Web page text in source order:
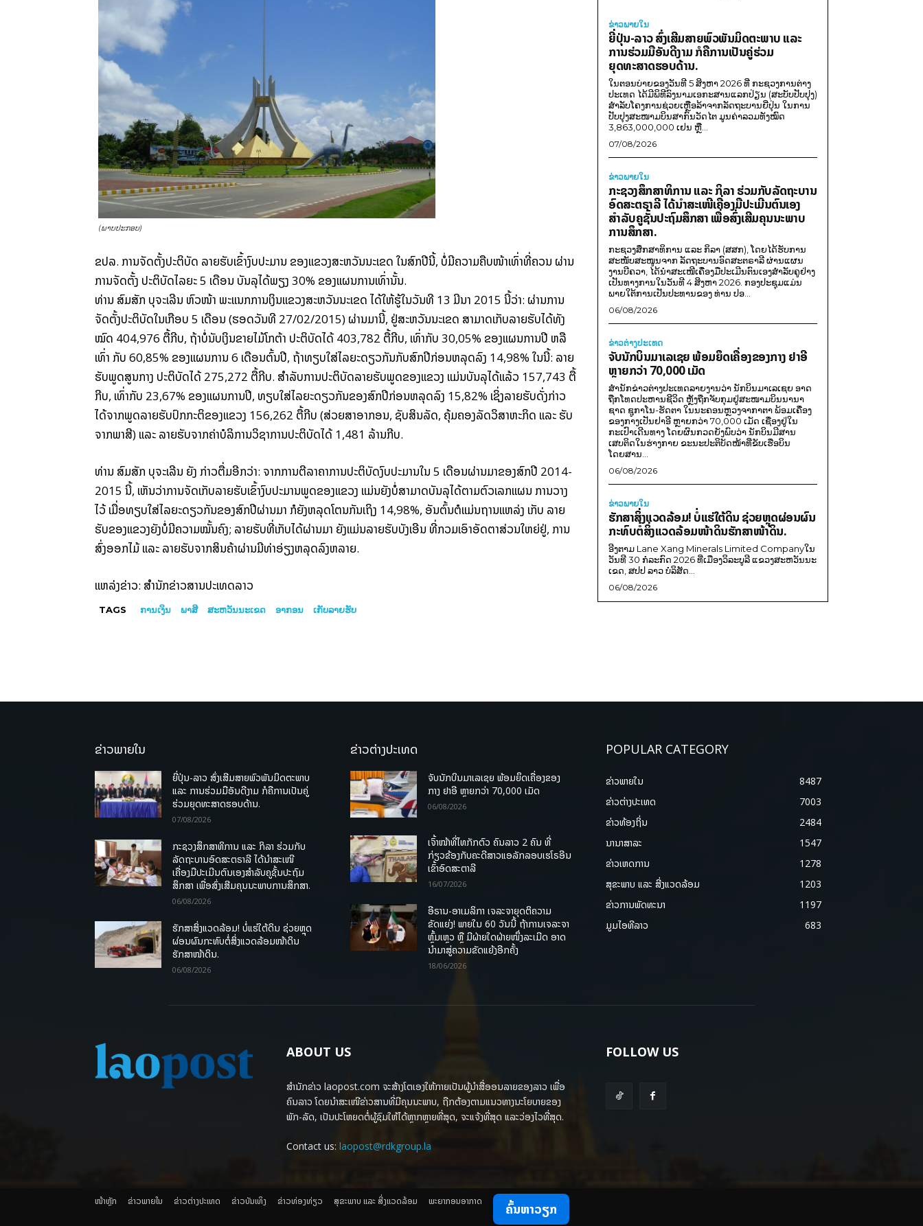
(ພາບ​ປະ​ກອບ)
ຂປລ. ​ການຈັດ​ຕັ້ງ​ປະຕິບັດ​ ລາ​ຍຮັບ​ເຂົ້າ​ງົບປະມານ ​ຂອງ​ແຂວງ​ສະຫວັນ​ນະ​ເຂດ​​​ ໃນ​ສົກ​ປີ​ນີ້, ບໍ່​ມີ​ຄວາມ​ຄືບ​ໜ້າ​ເທົ່າ​ທີ່​ຄວນ ຜ່ານ
ການຈັດຕັ້ງ ປະຕິບັດໄລຍະ 5 ​ເດືອນ​ ບັນລຸ​ໄດ້​ພຽງ 30% ຂອງ​ແຜນການ​ເທົ່າ​ນັ້ນ.
ທ່ານ ສົມ​ສັກ ບຸ​ຈະ​ເລີ​ນ ຫົວໜ້າ ​ພະ​ແນ​ກການ​​ເງິນ​ແຂວງສະຫວັນນະເຂດ ​ໄດ້ໃຫ້ຮູ້​ໃນວັນ​ທີ 13 ມີນາ 2015 ນີ້ວ່າ: ຜ່ານ​ການ
ຈັດ​ຕັ້ງ​ປະຕິບັດ​ໃນ​ເກືອບ 5 ​ເດືອນ (ຮອດ​ວັນ​ທີ 27/02/2015) ຜ່ານ​ມາ​ນີ້, ຢູ່​ສະຫວັນ​ນະ​ເຂດ ສາມາດ​ເກັບ​ລາຍ​ຮັບ​​ໄດ້​ທັງ​
ໝົດ 404,976 ຕື້​ກີບ, ຖ້າ​ບໍ່​ນັບ​ເງິນ​ຂາຍ​ໄມ້​ໂກ​ຕ້າ ປະຕິບັດ​ໄດ້ 403,782 ຕື້​ກີບ, ​ເທົ່າ​ກັບ 30,05% ຂອງ​ແຜນການ​ປີ ຫລື
ເທົ່າ ​ກັບ 60,85% ຂອງ​ແຜນການ 6 ​ເດືອນ​ຕົ້ນ​ປີ, ​ຖ້າ​ທຽບ​ໃສ່​ໄລຍະ​ດຽວ​ກັນ​ກັບ​ສົກ​ປີ​ກ່ອນ​​​ຫລຸດ​ລົງ 14,98% ​ໃນ​ນີ້: ລາຍ​
ຮັບ​ພູດ​ສູນ​ກາງ ປະຕິບັດ​ໄດ້ 275,272 ຕື້​ກີບ. ສຳລັບ​ການ​ປະຕິບັດ​ລາຍ​ຮັບ​ພູດ​ຂອງ​ແຂວງ ​ແມ່ນ​ບັນລຸ​ໄດ້​ແລ້ວ 157,743 ຕື້​
ກີບ, ​ເທົ່າ​ກັບ 23,67% ຂອງ​ແຜນການ​ປີ, ທຽ​ບ​ໃສ່​ໄລຍະ​ດຽວ​ກັນ​ຂອງ​ສົກ​ປີ​ກ່ອນ​ຫລຸດ​ລົງ 15,82% ​ເຊິ່ງ​ລາຍ​ຮັບ​ດັ່ງກ່າວ​
ໄດ້​ຈາກພູດ​ລາຍ​ຮັບ​ປົກກະຕິ​ຂອງ​ແຂວງ 156,262 ຕື້​ກີບ (ສ່ວຍ​ສາ​ອາກອນ, ຊັບ​ສິນ​ລັດ, ຄຸ້ມ​ຄອງ​ລັດ​ວິ​ສາ​ຫະກິດ ແລະ ຮັບ​
ຈາກພາສີ) ​ແລະ ລາຍ​ຮັບ​ຈາກ​ຄ່າ​ບໍລິການ​ວິຊາ​ການ​ປະຕິບັດ​ໄດ້ 1,481 ລ້ານ​ກີບ. ​
ທ່ານ​ ສົມ​ສັກ ບຸ​ຈະ​ເລີ​ນ ຍັງ ​ກ່າວ​ຕື່ມ​ອີກ​ວ່າ: ຈາກ​ການ​ຕີ​ລາຄາ​ການ​ປະຕິບັດ​ງົບປະມານ​ໃນ 5 ​ເດືອນຜ່ານ​ມາ​ຂ​ອງສົກ​ປີ 2014-
2015 ນີ້, ​ເຫັນ​ວ່າການຈັດ​ເກັບ​ລາຍ​ຮັບ​ເຂົ້າງ​ົບປະມານພູດ​ຂອງ​ແຂວງ ​ແມ່ນ​ຍັງ​ບໍ່​ສາມາດ​ບັນລຸ​ໄດ້​ຕາມ​ຕົວ​ເລກ​ແຜນ ການ​ວາງ​
ໄວ້ ​ເມື່ອ​ທຽບ​ໃສ່​ໄລຍະ​ດຽວ​ກັນ​ຂອງ​ສົກ​ປີຜ່ານມາ ກໍຍັງ​ຫລຸດ​ໂຕນ​ກັນ​ເຖິງ 14,98%, ອັນ​ຕົ້ນຕໍ​​ແມ່ນ​ຖານ​​ແຫລ່ງ​ ​ເກັບ ລາຍ​
ຮັບຂອງ​ແຂວງ​ຍັງ​ບໍ່​ມີ​ຄວາມ​ໝັ້ນຄົງ; ລາຍ​ຮັບ​ທີ່​ເກັບ​ໄດ້​ຜ່ານ​ມາ ຍັງ​ແມ່ນ​ລາຍ​ຮັບ​ບັງ​ເອີນ ທີ່​ກວມ​ເອົາ​ອັດຕາ​ສ່ວນ​ໃຫຍ່​ຢູ່, ການ​
ສົ່ງ​ອອກ​ໄມ້ ​ແລະ ລາຍ​ຮັບ​ຈາກ​ສິນຄ້າ​ຜ່ານ​ມີ​ທ່າ​ອ່ຽງຫລຸດ​ລົງ​ຫລາຍ.
ແຫລ່ງ​ຂ່າວ: ສຳ​ນັກ​ຂ່າວ​ສານ​ປະ​ເທດ​ລາວ
TAGS ການ​ເງິນ ພາ​ສີ ສະ​ຫວັນ​ນະ​ເຂດ ອາ​ກອນ ເກັບ​ລາຍ​ຮັບ
ຂ່າວພາຍ​ໃນ
ຍີ່ປຸ່ນ-ລາວ ສົ່ງເສີມສາຍພົວພັນມິດຕະພາບ ແລະ
ການຮ່ວມມືອັນດີງາມ ກໍຄືການເປັນຄູ່ຮ່ວມ
ຍຸດທະສາດຮອບດ້ານ.
ໃນຕອນບ່າຍຂອງວັນທີ 5 ສິງຫາ 2026 ທີ່ ກະຊວງການຕ່າງ
ປະເທດ ໄດ້ມີພິທີລົງນາມເອກະສານແລກປ່ຽນ (ສະບັບປັບປຸງ)
ສໍາລັບໂຄງການຊ່ວຍເຫຼືອລ້າຈາກລັດຖະບານຍີ່ປຸ່ນ ໃນການ
ປັບປຸງສະໜາມບິນສາກົນວັດໄຕ ມູນຄ່າລວມທັງໝົດ
3,863,000,000 ເຢນ ຫຼື...
07/08/2026
ຂ່າວພາຍ​ໃນ
ກະຊວງສຶກສາທິການ ແລະ ກິລາ ຮ່ວມກັບລັດຖະບານ
ອົດສະຕຣາລີ ໄດ້ນຳສະເໜີເຄື່ອງມືປະເມີນຕົນເອງ
ສຳລັບຄູຊັ້ນປະຖົມສຶກສາ ເພື່ອສົ່ງເສີມຄຸນນະພາບ
ການສຶກສາ.
ກະຊວງສຶກສາທິການ ແລະ ກິລາ (ສສກ), ໂດຍໄດ້ຮັບການ
ສະໜັບສະໜູນຈາກ ລັດຖະບານອົດສະຕຣາລີ ຜ່ານແຜນ
ງານບີຄວາ, ໄດ້ນຳສະເໜີເຄື່ອງມືປະເມີນຕົນເອງສຳລັບຄູຢ່າງ
ເປັນທາງການໃນວັນທີ 4 ສິງຫາ 2026. ກອງປະຊຸມແມ່ນ
ພາຍໃຕ້ການເປັນປະທານຂອງ ທ່ານ ປອ...
06/08/2026
ຂ່າວຕ່າງປະເທດ
ຈັບນັກບິນມາເລເຊຍ ພ້ອມຍຶດເຄື່ອງຂອງກາງ ຢາອີ
ຫຼາຍກວ່າ 70,000 ເມັດ
ສຳນັກຂ່າວຕ່າງປະເທດລາຍງານວ່າ ນັກບິນມາເລເຊຍ ອາດ
ຖືກໂທດປະຫານຊີວິດ ຫຼັງຖືກຈັບກຸມຢູ່ສະໜາມບິນນານາ
ຊາດ ຊູກາໂນ-ຮັດຕາ ໃນນະຄອນຫຼວງຈາກາຕາ ພ້ອມເຄື່ອງ
ຂອງກາງເປັນຢາອີ ຫຼາຍກວ່າ 70,000 ເມັດ ເຊື່ອງຢູ່ໃນ
ກະເປົາເດີນທາງ ໂດຍຜົນກວດຍັງພົບວ່າ ນັກບິນມີສານ
ເສບຕິດໃນຮ່າງກາຍ ຂະນະປະຕິບັດໜ້າທີ່ຂັບເຮືອບິນ
ໂດຍສານ...
06/08/2026
ຂ່າວພາຍ​ໃນ
ຮັກສາສິ່ງແວດລ້ອມ! ບໍ່ແຮ່ໃຕ້ດິນ ຊ່ວຍຫຼຸດຜ່ອນຜົນ
ກະທົບຕໍ່ສິ່ງແວດລ້ອມໜ້າດິນຮັກສາໜ້າດິນ.
ອີງຕາມ Lane Xang Minerals Limited Companyໃນ
ວັນທີ 30 ກໍລະກົດ 2026 ທີ່ເມືອງວິລະບູລີ ແຂວງສະຫວັນນະ
ເຂດ, ສປປ ລາວ ບໍລິສັດ...
06/08/2026
ຂ່າວພາຍໃນ
ຍີ່ປຸ່ນ-ລາວ ສົ່ງເສີມສາຍພົວພັນມິດຕະພາບ
ແລະ ການຮ່ວມມືອັນດີງາມ ກໍຄືການເປັນຄູ່
ຮ່ວມຍຸດທະສາດຮອບດ້ານ.
07/08/2026
ກະຊວງສຶກສາທິການ ແລະ ກິລາ ຮ່ວມກັບ
ລັດຖະບານອົດສະຕຣາລີ ໄດ້ນຳສະເໜີ
ເຄື່ອງມືປະເມີນຕົນເອງສຳລັບຄູຊັ້ນປະຖົມ
ສຶກສາ ເພື່ອສົ່ງເສີມຄຸນນະພາບການສຶກສາ.
06/08/2026
ຮັກສາສິ່ງແວດລ້ອມ! ບໍ່ແຮ່ໃຕ້ດິນ ຊ່ວຍຫຼຸດ
ຜ່ອນຜົນກະທົບຕໍ່ສິ່ງແວດລ້ອມໜ້າດິນ
ຮັກສາໜ້າດິນ.
06/08/2026
ຂ່າວຕ່າງປະເທດ
ຈັບນັກບິນມາເລເຊຍ ພ້ອມຍຶດເຄື່ອງຂອງ
ກາງ ຢາອີ ຫຼາຍກວ່າ 70,000 ເມັດ
06/08/2026
ເຈົ້າໜ້າທີ່ໄທກັກຕົວ ຄົນລາວ 2 ຄົນ ທີ່
ກ່ຽວຂ້ອງກັບຄະດີສາວແອລັກລອບເຮໂຣອີນ
ເຂົ້າອົດສະຕາລີ
16/07/2026
ອີຣານ-ອາເມລິກາ ເຈລະຈາຍຸດຕິຄວາມ
ຂັດແຍ່ງ! ພາຍໃນ 60 ວັນນີ້ ຖ້າການເຈລະຈາ
ຫຼົ້ມເຫຼວ ຫຼື ມີຝ່າຍໃດຝ່າຍໜຶ່ງລະເມີດ ອາດ
ນໍາມາສູ່ຄວາມຂັດແຍ້ງອີກຄັ້ງ
18/06/2026
POPULAR CATEGORY
ຂ່າວພາຍ​ໃນ
8487
ຂ່າວຕ່າງປະເທດ
7003
ຂ່າວທ້ອງຖິ່ນ
2484
ນານາສາລະ
1547
ຂ່າວເຫດການ
1278
ສຸຂະພາບ ແລະ ສີ່ງແວດລ້ອມ
1203
ຂ່າວການພັດທະນາ
1197
ມູມໄອທີລາວ
683
ABOUT US
ສຳນັກຂ່າວ laopost.com ຈະສ້າງໂຕເອງໃຫ້ກາຍເປັນຜູ້ນຳສື່ອອນລາຍຂອງລາວ ເພື່ອ
ຄົນລາວ ໂດຍນຳສະເໜີຂ່າວສານທີ່ມີຄຸນນະພາບ, ຖືກຕ້ອງຕາມແນວທາງນະໂຍບາຍຂອງ
ພັກ-ລັດ, ເປັນປະໂຫຍດຕໍ່ຜູ້ຊົມໃຫ້ໄດ້ຫຼາກຫຼາຍທີ່ສຸດ, ຈະແຈ້ງທີ່ສຸດ ແລະວ່ອງໄວທີ່ສຸດ.
Contact us: laopost@rdkgroup.la
FOLLOW US
ໜ້າຫຼັກ ຂ່າວພາຍ​ໃນ ຂ່າວຕ່າງປະເທດ ​ຂ່າວບັນເທິງ ​ຂ່າວທ່ອງທ່ຽວ ສຸຂະພາບ ແລະ ສີ່ງແວດລ້ອມ ພະຍາກອນອາກາດ ຄົ້ນຫາວຽກ